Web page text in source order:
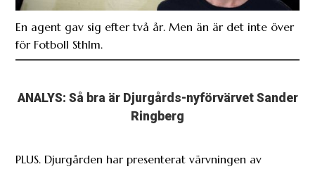
En agent gav sig efter två år. Men än är det inte över
för Fotboll Sthlm.
ANALYS: Så bra är Djurgårds-nyförvärvet Sander
Ringberg
PLUS. Djurgården har presenterat värvningen av